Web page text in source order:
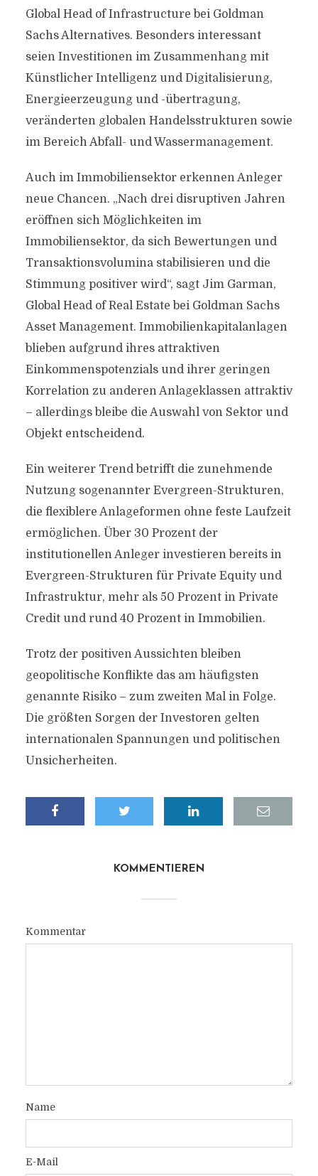
Global Head of Infrastructure bei Goldman
Sachs Alternatives. Besonders interessant
seien Investitionen im Zusammenhang mit
Künstlicher Intelligenz und Digitalisierung,
Energieerzeugung und -übertragung,
veränderten globalen Handelsstrukturen sowie
im Bereich Abfall- und Wassermanagement.
Auch im Immobiliensektor erkennen Anleger
neue Chancen. „Nach drei disruptiven Jahren
eröffnen sich Möglichkeiten im
Immobiliensektor, da sich Bewertungen und
Transaktionsvolumina stabilisieren und die
Stimmung positiver wird“, sagt Jim Garman,
Global Head of Real Estate bei Goldman Sachs
Asset Management. Immobilienkapitalanlagen
blieben aufgrund ihres attraktiven
Einkommenspotenzials und ihrer geringen
Korrelation zu anderen Anlageklassen attraktiv
– allerdings bleibe die Auswahl von Sektor und
Objekt entscheidend.
Ein weiterer Trend betrifft die zunehmende
Nutzung sogenannter Evergreen-Strukturen,
die flexiblere Anlageformen ohne feste Laufzeit
ermöglichen. Über 30 Prozent der
institutionellen Anleger investieren bereits in
Evergreen-Strukturen für Private Equity und
Infrastruktur, mehr als 50 Prozent in Private
Credit und rund 40 Prozent in Immobilien.
Trotz der positiven Aussichten bleiben
geopolitische Konflikte das am häufigsten
genannte Risiko – zum zweiten Mal in Folge.
Die größten Sorgen der Investoren gelten
internationalen Spannungen und politischen
Unsicherheiten.
KOMMENTIEREN
Kommentar
Name
E-Mail